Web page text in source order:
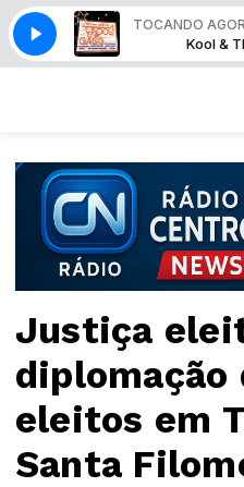
TOCANDO
Down On It Kool & The
Justiça
eleitos em
Santa